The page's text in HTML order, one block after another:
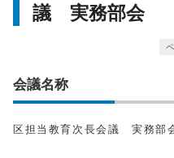
議 実務部会
会議名称
区担当教育次長会議 実務部